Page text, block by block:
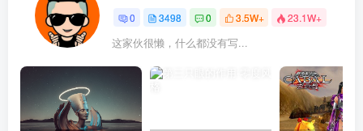
0 3498 0 3.5W+ 23.1W+
这家伙很懒，什么都没有写...